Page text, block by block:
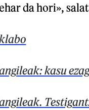
da hori»,
kasu